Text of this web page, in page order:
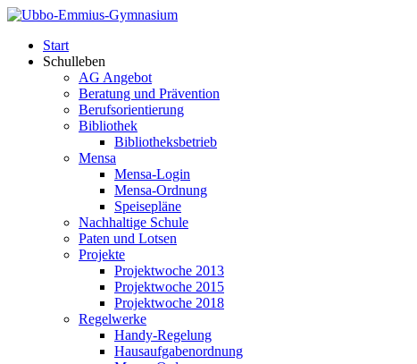
Start
Schulleben
AG Angebot
Beratung und Prävention
Berufsorientierung
Bibliothek
Bibliotheksbetrieb
Mensa
Mensa-Login
Mensa-Ordnung
Speisepläne
Nachhaltige Schule
Paten und Lotsen
Projekte
Projektwoche 2013
Projektwoche 2015
Projektwoche 2018
Regelwerke
Handy-Regelung
Hausaufgabenordnung